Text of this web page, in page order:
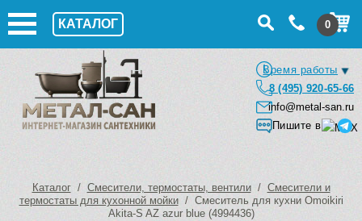
КАТАЛОГ 0
Время работы
8 (495) 920-65-66
info@metal-san.ru
Пишите в
Каталог/ Смесители, термостаты, вентили/ Смесители и
термостаты для кухонной мойки/ Смеситель для кухни Omoikiri
Akita-S AZ azur blue (4994436)